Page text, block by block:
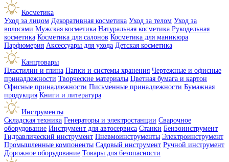
Косметика
Уход за лицом Декоративная косметика Уход за телом Уход за
волосами Мужская косметика Натуральная косметика Рукодельная
косметика Косметика для салонов Косметика для маникюра
Парфюмерия Аксессуары для ухода Детская косметика
Канцтовары
Пластилин и глина Папки и системы хранения Чертежные и офисные
принадлежности Творческие материалы Цветная бумага и картон
Офисные принадлежности Письменные принадлежности Бумажная
продукция Книги и литература
Инструменты
Складская техника Генераторы и электростанции Сварочное
оборудование Инструмент для автосервиса Станки Бензоинструмент
Гидравлический инструмент Пневмоинструменты Электроинструмент
Промышленные компоненты Садовый инструмент Ручной инструмент
Дорожное оборудование Товары для безопасности